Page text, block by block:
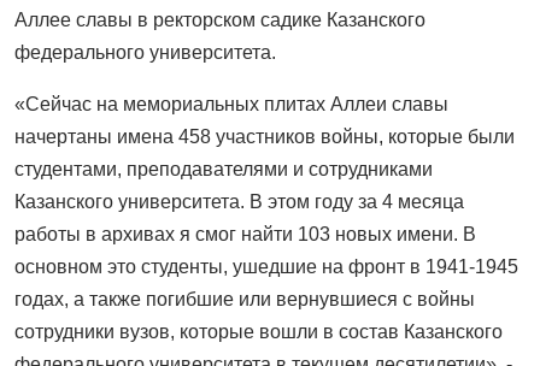
Аллее славы в ректорском садике Казанского
федерального университета.
«Сейчас на мемориальных плитах Аллеи славы
начертаны имена 458 участников войны, которые были
студентами, преподавателями и сотрудниками
Казанского университета. В этом году за 4 месяца
работы в архивах я смог найти 103 новых имени. В
основном это студенты, ушедшие на фронт в 1941-1945
годах, а также погибшие или вернувшиеся с войны
сотрудники вузов, которые вошли в состав Казанского